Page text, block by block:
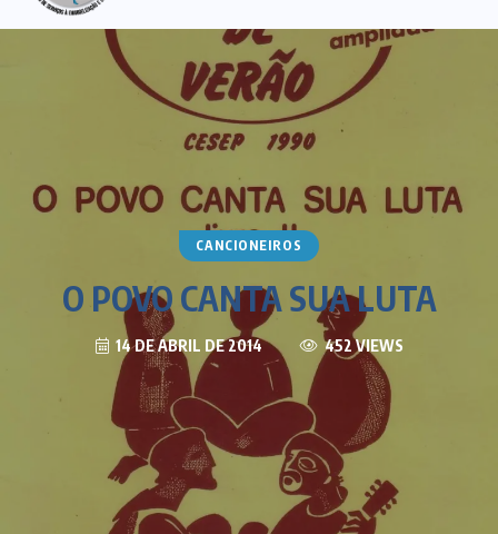
CANCIONEIROS
O POVO CANTA SUA LUTA
14 DE ABRIL DE 2014 452 VIEWS